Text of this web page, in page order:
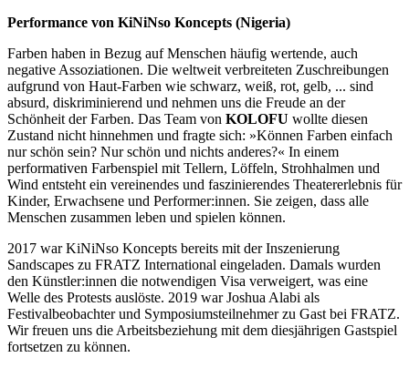
Performance von KiNiNso Koncepts (Nigeria)
Farben haben in Bezug auf Menschen häufig wertende, auch
negative Assoziationen. Die weltweit verbreiteten Zuschreibungen
aufgrund von Haut-Farben wie schwarz, weiß, rot, gelb, ... sind
absurd, diskriminierend und nehmen uns die Freude an der
Schönheit der Farben. Das Team von KOLOFU wollte diesen
Zustand nicht hinnehmen und fragte sich: »Können Farben einfach
nur schön sein? Nur schön und nichts anderes?« In einem
performativen Farbenspiel mit Tellern, Löffeln, Strohhalmen und
Wind entsteht ein vereinendes und faszinierendes Theatererlebnis für
Kinder, Erwachsene und Performer:innen. Sie zeigen, dass alle
Menschen zusammen leben und spielen können.
2017 war KiNiNso Koncepts bereits mit der Inszenierung
Sandscapes zu FRATZ International eingeladen. Damals wurden
den Künstler:innen die notwendigen Visa verweigert, was eine
Welle des Protests auslöste. 2019 war Joshua Alabi als
Festivalbeobachter und Symposiumsteilnehmer zu Gast bei FRATZ.
Wir freuen uns die Arbeitsbeziehung mit dem diesjährigen Gastspiel
fortsetzen zu können.